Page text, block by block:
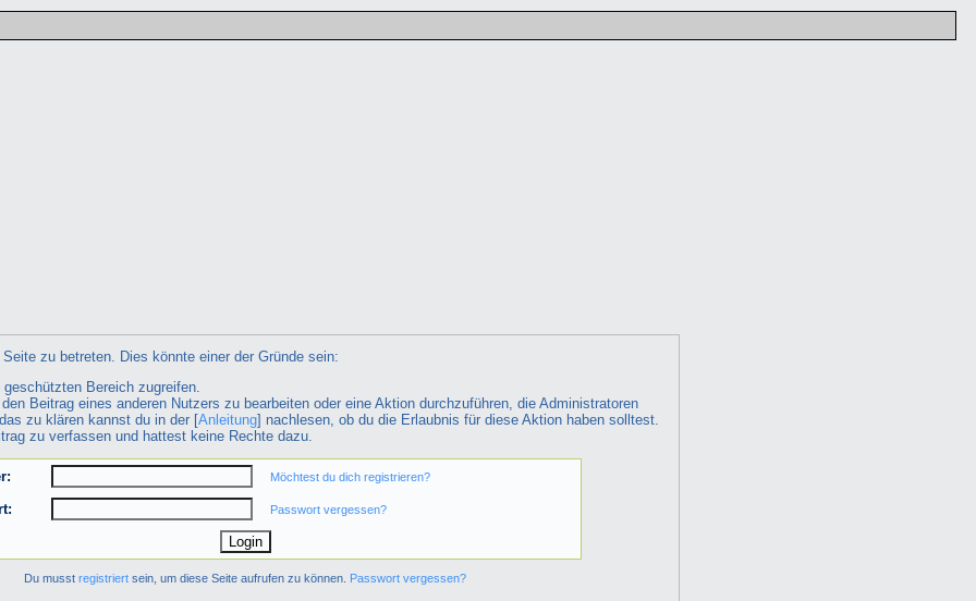
zu betreten. Dies könnte einer der Gründe sein:
Bereich zugreifen.
Beitrag eines anderen Nutzers zu bearbeiten oder eine Aktion durchzuführen, die Administratoren
zu klären kannst du in der [Anleitung] nachlesen, ob du die Erlaubnis für diese Aktion haben solltest.
zu verfassen und hattest keine Rechte dazu.
Möchtest du dich registrieren?
Passwort vergessen?
Du musstregistriert sein, um diese Seite aufrufen zu können. Passwort vergessen?